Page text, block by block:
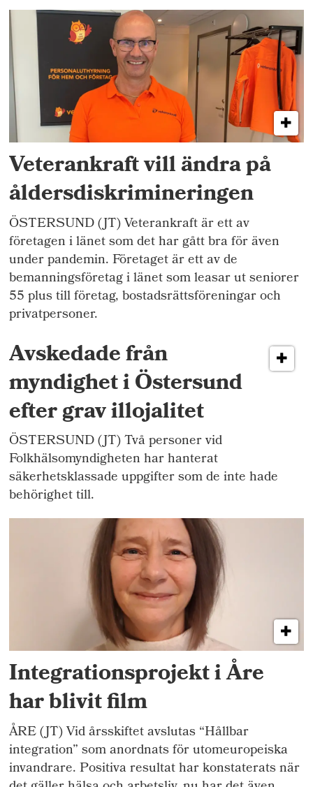
Veterankraft vill ändra på
åldersdiskrimineringen
ÖSTERSUND (JT) Veterankraft är ett av
företagen i länet som det har gått bra för även
under pandemin. Företaget är ett av de
bemanningsföretag i länet som leasar ut seniorer
55 plus till företag, bostadsrättsföreningar och
privatpersoner.
Avskedade från
myndighet i Östersund
efter grav illojalitet
ÖSTERSUND (JT) Två personer vid
Folkhälsomyndigheten har hanterat
säkerhetsklassade uppgifter som de inte hade
behörighet till.
Integrationsprojekt i Åre
har blivit film
ÅRE (JT) Vid årsskiftet avslutas “Hållbar
integration” som anordnats för utomeuropeiska
invandrare. Positiva resultat har konstaterats när